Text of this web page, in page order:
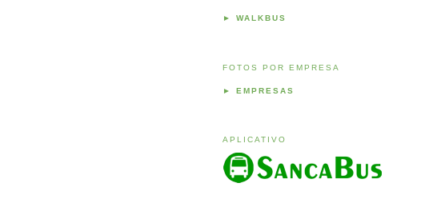
► WALKBUS
FOTOS POR EMPRESA
► EMPRESAS
APLICATIVO